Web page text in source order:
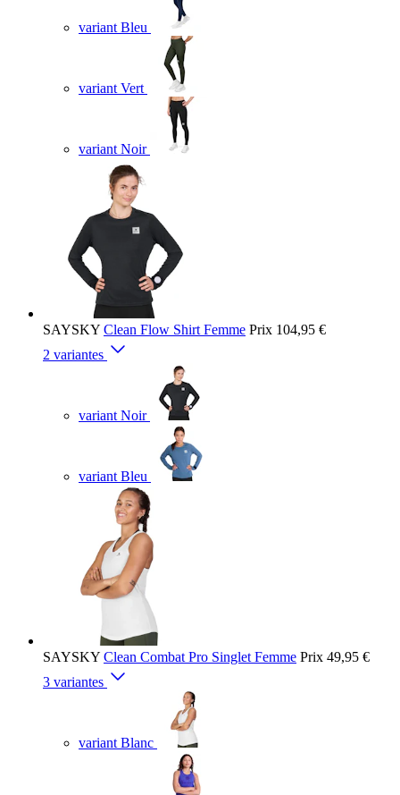
variant Bleu
variant Vert
variant Noir
SAYSKY Clean Flow Shirt Femme Prix 104,95 €
2 variantes
variant Noir
variant Bleu
SAYSKY Clean Combat Pro Singlet Femme Prix 49,95 €
3 variantes
variant Blanc